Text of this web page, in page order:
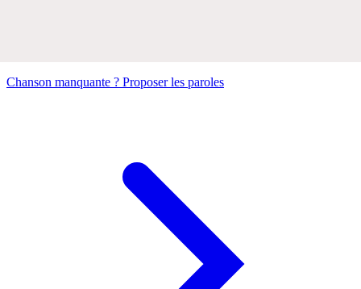
Chanson manquante ? Proposer les paroles